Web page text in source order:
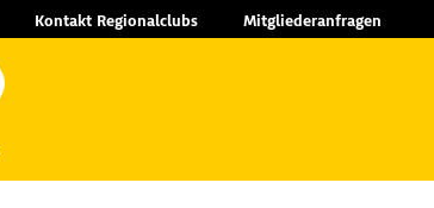
Kontakt Regionalclubs Mitgliederanfragen